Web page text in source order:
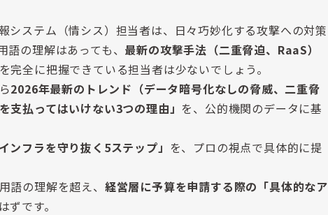
システム（情シス）担当者は、日々巧妙化する攻撃への対策
の理解はあっても、 最新の攻撃手法（二重脅迫、RaaS）
完全に把握できている担当者は少ないでしょう。
2026年最新のトレンド（データ暗号化なしの脅威、二重脅
支払ってはいけない3つの理由」 を、公的機関のデータに基
ンフラを守り抜く5ステップ」 を、プロの視点で具体的に提
語の理解を超え、 経営層に予算を申請する際の「具体的なア
ずです。